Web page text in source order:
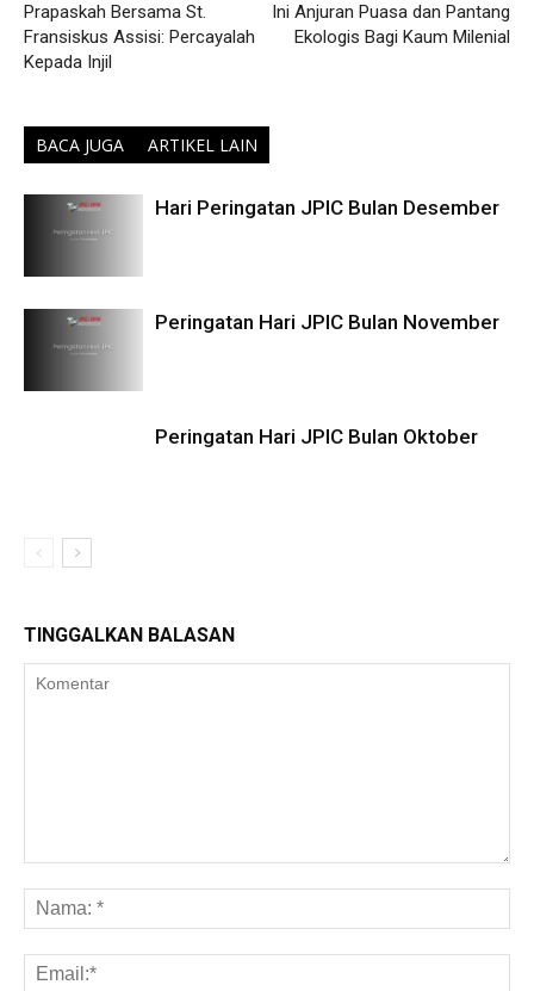
Prapaskah Bersama St.
Fransiskus Assisi: Percayalah
Kepada Injil
Ini Anjuran Puasa dan Pantang
Ekologis Bagi Kaum Milenial
BACA JUGA ARTIKEL LAIN
Hari Peringatan JPIC Bulan Desember
Peringatan Hari JPIC Bulan November
Peringatan Hari JPIC Bulan Oktober
TINGGALKAN BALASAN